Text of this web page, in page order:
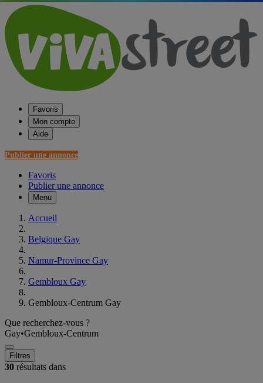
Favoris
Mon compte
Aide
Publier une annonce
Favoris
Publier une annonce
Menu
Accueil
Belgique Gay
Namur-Province Gay
Gembloux Gay
Gembloux-Centrum Gay
Que recherchez-vous ?
Gay•Gembloux-Centrum
Filtres
30 résultats dans